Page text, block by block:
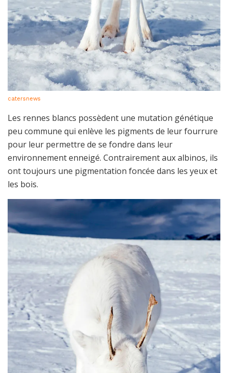
catersnews
Les rennes blancs possèdent une mutation génétique
peu commune qui enlève les pigments de leur fourrure
pour leur permettre de se fondre dans leur
environnement enneigé. Contrairement aux albinos, ils
ont toujours une pigmentation foncée dans les yeux et
les bois.